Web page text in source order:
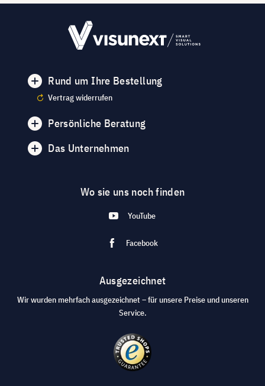
Rund um Ihre Bestellung
Vertrag widerrufen
Persönliche Beratung
Das Unternehmen
Wo sie uns noch finden
YouTube
Facebook
Ausgezeichnet
Wir wurden mehrfach ausgezeichnet – für unsere Preise und unseren
Service.